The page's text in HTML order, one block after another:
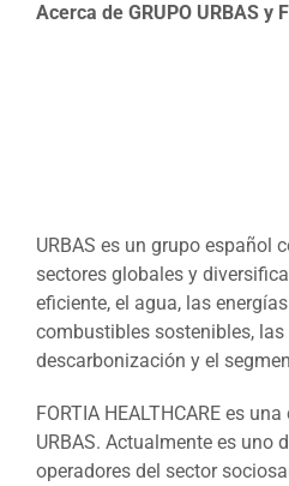
Acerca de GRUPO URBAS y
URBAS es un grupo español
sectores globales y
eficiente, el agua, las
combustibles sostenibles,
descarbonización y el
FORTIA HEALTHCARE es
URBAS. Actualmente es uno
operadores del sector